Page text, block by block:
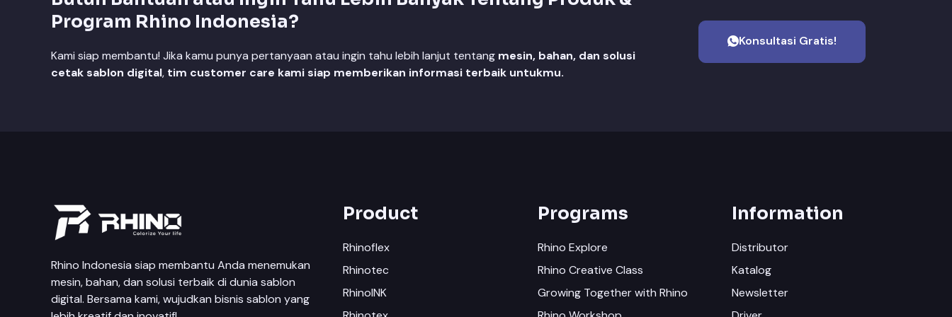
Program Rhino Indonesia?
Kami siap membantu! Jika kamu punya pertanyaan atau ingin tahu lebih lanjut tentang mesin, bahan, dan solusi
cetak sablon digital, tim customer care kami siap memberikan informasi terbaik untukmu.
Konsultasi Gratis!
Rhino Indonesia siap membantu Anda menemukan
mesin, bahan, dan solusi terbaik di dunia sablon
digital. Bersama kami, wujudkan bisnis sablon yang
Product
Rhinoflex
Rhinotec
RhinoINK
Programs
Rhino Explore
Rhino Creative Class
Growing Together with Rhino
Information
Distributor
Katalog
Newsletter